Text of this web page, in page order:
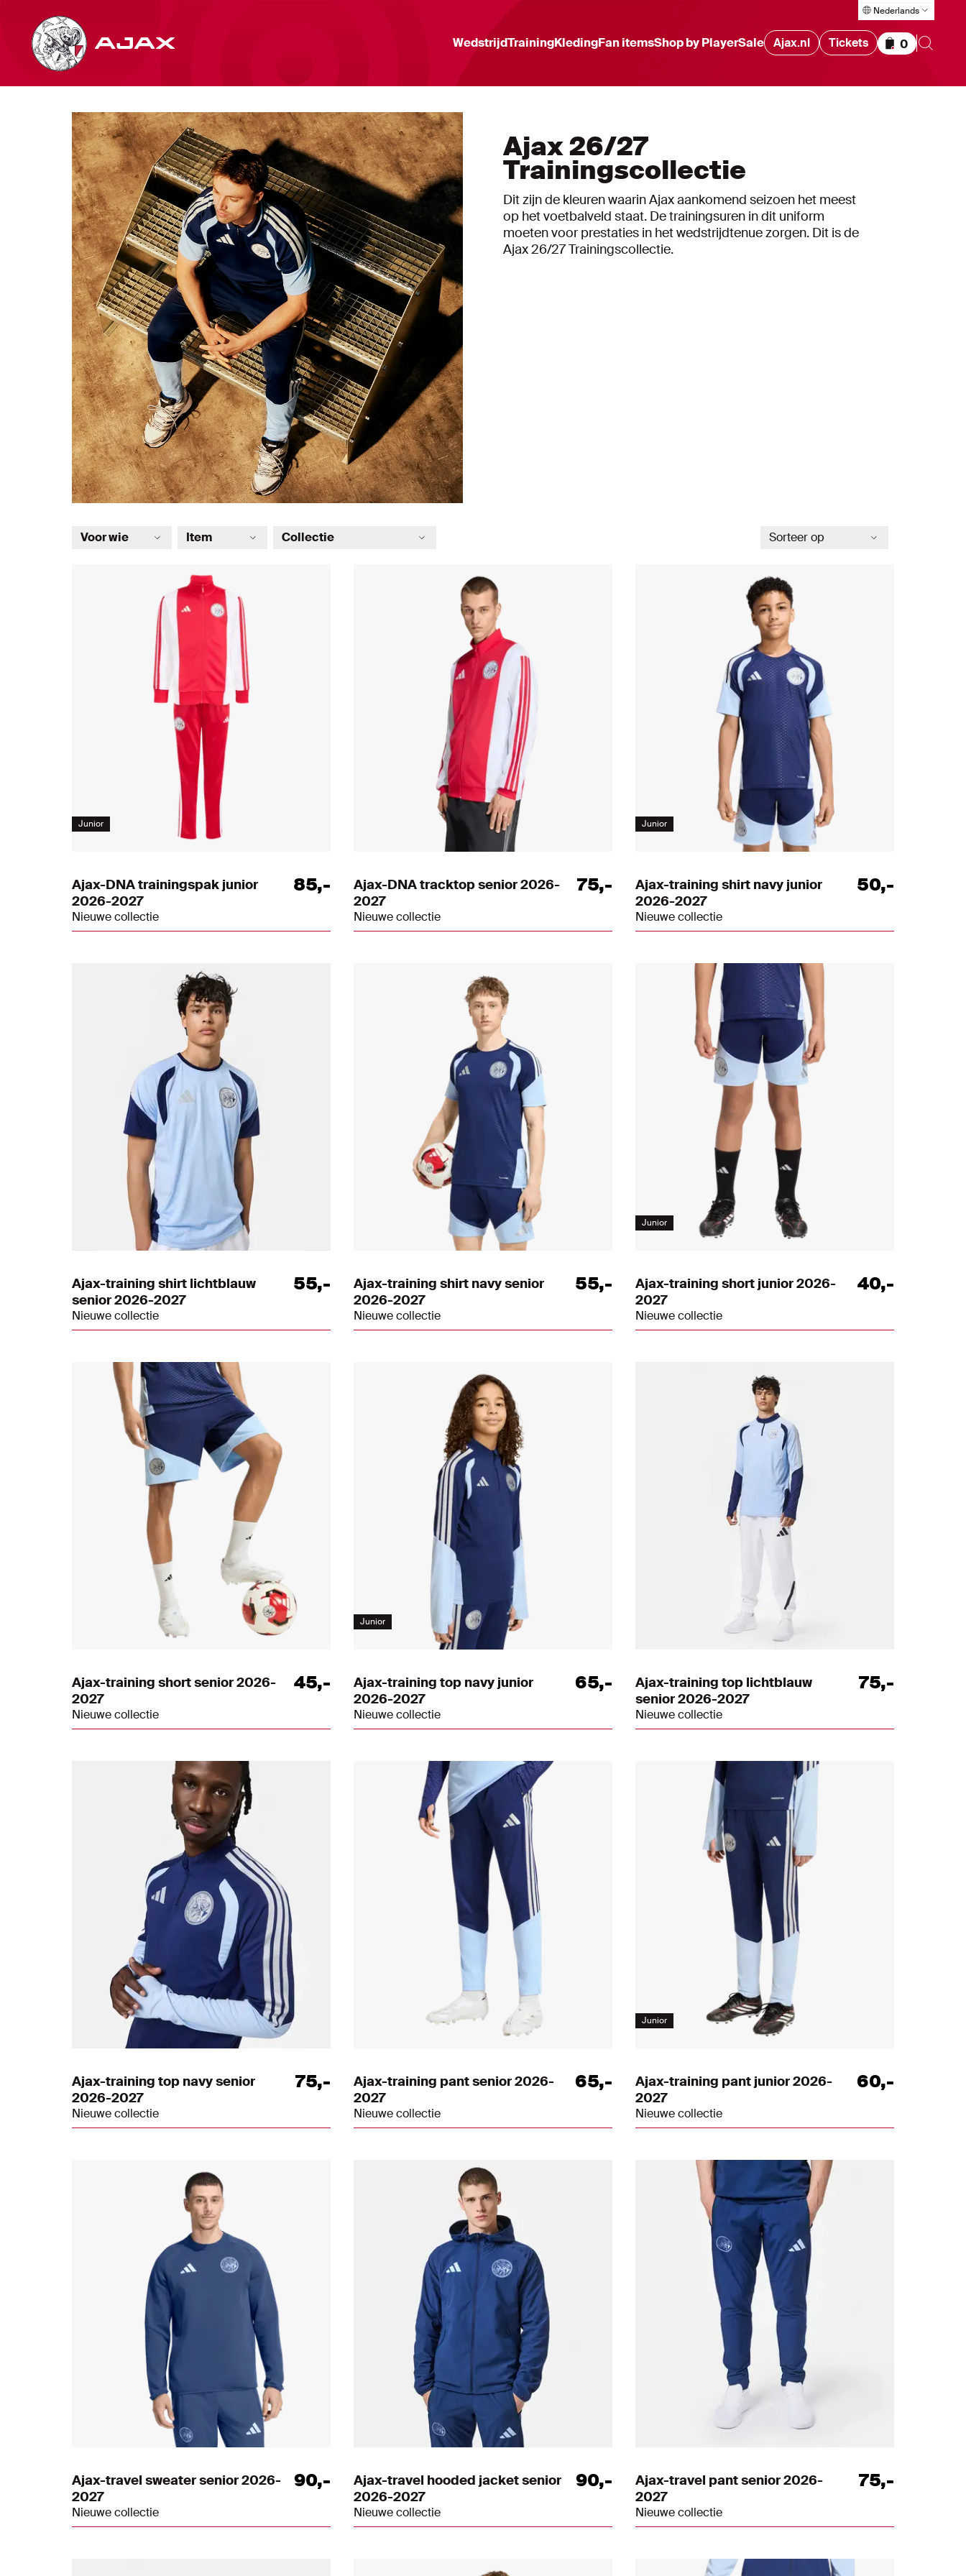
WedstrijdTrainingKledingFan itemsShop by PlayerSale Ajax.nl Tickets Items in
0
Nederlands
Ajax 26/27
Trainingscollectie
Dit zijn de kleuren waarin Ajax aankomend seizoen het meest
op het voetbalveld staat. De trainingsuren in dit uniform
moeten voor prestaties in het wedstrijdtenue zorgen. Dit is de
Ajax 26/27 Trainingscollectie.
Voor wie
Item
Top
Polo
Jacket
Short
Pant
Collectie
Sorteer op
Prijs oplopend
Prijs aflopend
Junior
Ajax-DNA trainingspak junior
2026-2027
Nieuwe collectie
85,-
Ajax-DNA tracktop senior 2026-
2027
Nieuwe collectie
75,-
Junior
Ajax-training shirt navy junior
2026-2027
Nieuwe collectie
50,-
Ajax-training shirt lichtblauw
senior 2026-2027
Nieuwe collectie
55,-
Ajax-training shirt navy senior
2026-2027
Nieuwe collectie
55,-
Junior
Ajax-training short junior 2026-
2027
Nieuwe collectie
40,-
Ajax-training short senior 2026-
2027
Nieuwe collectie
45,-
Junior
Ajax-training top navy junior
2026-2027
Nieuwe collectie
65,-
Ajax-training top lichtblauw
senior 2026-2027
Nieuwe collectie
75,-
Ajax-training top navy senior
2026-2027
Nieuwe collectie
75,-
Ajax-training pant senior 2026-
2027
Nieuwe collectie
65,-
Junior
Ajax-training pant junior 2026-
2027
Nieuwe collectie
60,-
Ajax-travel sweater senior 2026-
2027
Nieuwe collectie
90,-
Ajax-travel hooded jacket senior
2026-2027
Nieuwe collectie
90,-
Ajax-travel pant senior 2026-
2027
Nieuwe collectie
75,-